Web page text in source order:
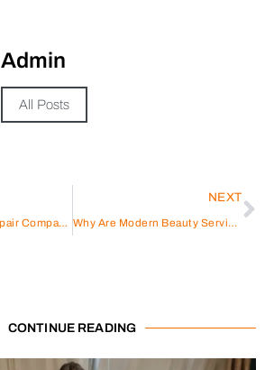
Admin
All Posts
Best Appliance Repair Company in Dubai
NEXT
Why Are Modern Beauty Services Becoming So Essential?
CONTINUE READING